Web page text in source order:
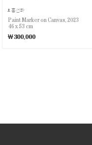
홍선화
Paint Marker on Canvas, 2023
46 x 53 cm
￦300,000